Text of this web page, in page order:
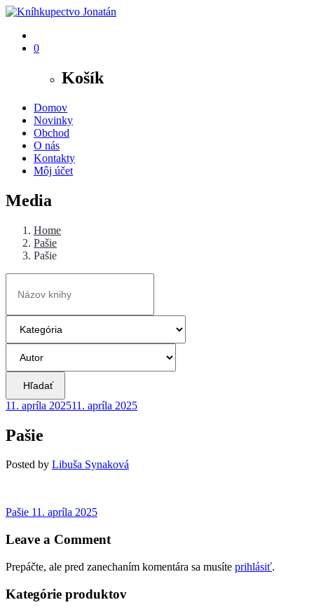
0
Košík
Domov
Novinky
Obchod
O nás
Kontakty
Môj účet
Media
Home
Pašie
Pašie
Hľadať
11. apríla 202511. apríla 2025
Pašie
Posted by Libuša Synaková
Navigácia
v
Pašie Previous
11. apríla 2025
Leave a Comment
Prepáčte, ale pred zanechaním komentára sa musíte prihlásiť.
Kategórie produktov